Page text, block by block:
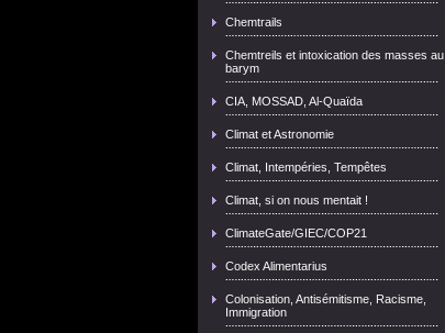
Chemtrails
Chemtreils et intoxication des masses au
barym
CIA, MOSSAD, Al-Quaïda
Climat et Astronomie
Climat, Intempéries, Tempêtes
Climat, si on nous mentait !
ClimateGate/GIEC/COP21
Codex Alimentarius
Colonisation, Antisémitisme, Racisme,
Immigration